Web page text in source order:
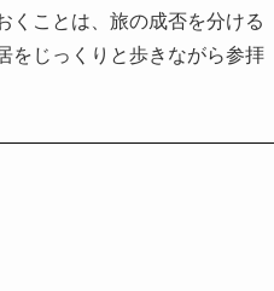
くことは、旅の成否を分ける
をじっくりと歩きながら参拝